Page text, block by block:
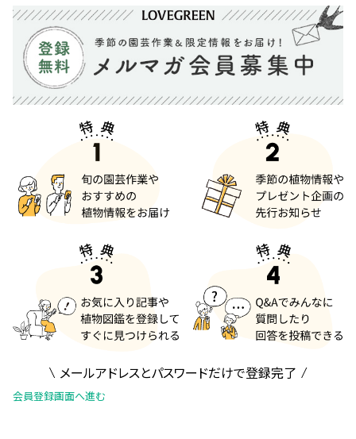
メールアドレスとパスワードだけで登録完了
会員登録画面へ進む